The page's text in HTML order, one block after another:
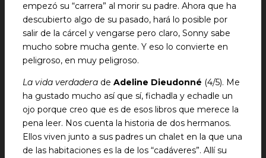
empezó su “carrera” al morir su padre. Ahora que ha
descubierto algo de su pasado, hará lo posible por
salir de la cárcel y vengarse pero claro, Sonny sabe
mucho sobre mucha gente. Y eso lo convierte en
peligroso, en muy peligroso.
La vida verdadera de Adeline Dieudonné (4/5). Me
ha gustado mucho así que sí, fichadla y echadle un
ojo porque creo que es de esos libros que merece la
pena leer. Nos cuenta la historia de dos hermanos.
Ellos viven junto a sus padres un chalet en la que una
de las habitaciones es la de los “cadáveres”. Allí su